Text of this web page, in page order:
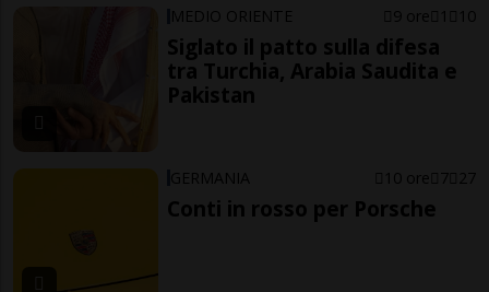
MEDIO ORIENTE 9 ore 1 10
Siglato il patto sulla difesa
tra Turchia, Arabia Saudita e
Pakistan
GERMANIA 10 ore 7 27
Conti in rosso per Porsche